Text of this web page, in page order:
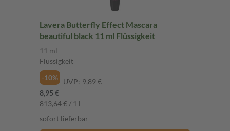
Lavera Butterfly Effect Mascara
beautiful black 11 ml Flüssigkeit
11 ml
Flüssigkeit
-10%
UVP: 9,89 €
8,95 €
813,64 € / 1 l
sofort lieferbar